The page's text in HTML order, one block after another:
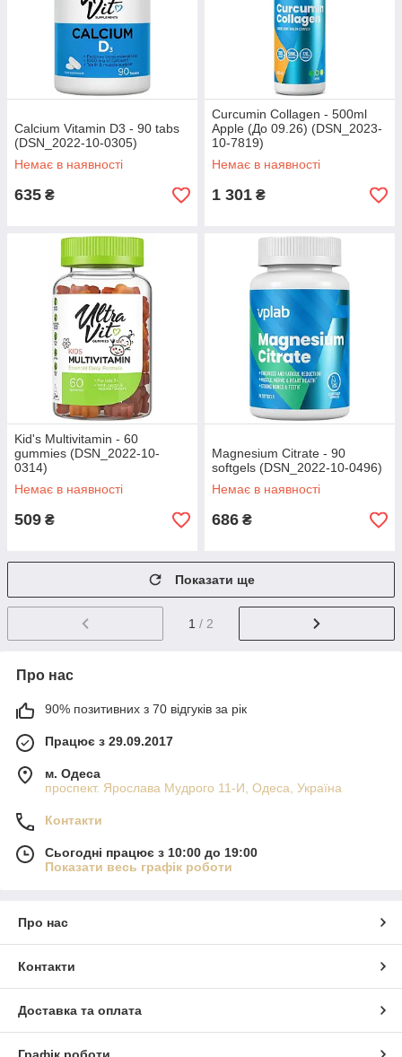
Calcium Vitamin D3 - 90 tabs
(DSN_2022-10-0305)
Немає в наявності
635 ₴
Curcumin Collagen - 500ml
Apple (До 09.26) (DSN_2023-
10-7819)
Немає в наявності
1 301 ₴
Kid's Multivitamin - 60
gummies (DSN_2022-10-
0314)
Немає в наявності
509 ₴
Magnesium Citrate - 90
softgels (DSN_2022-10-0496)
Немає в наявності
686 ₴
Показати ще
1 / 2
Про нас
90% позитивних з 70 відгуків за рік
Працює з 29.09.2017
м. Одеса
проспект. Ярослава Мудрого 11-И, Одеса, Україна
Контакти
Сьогодні працює з 10:00 до 19:00
Показати весь графік роботи
Про нас
Контакти
Доставка та оплата